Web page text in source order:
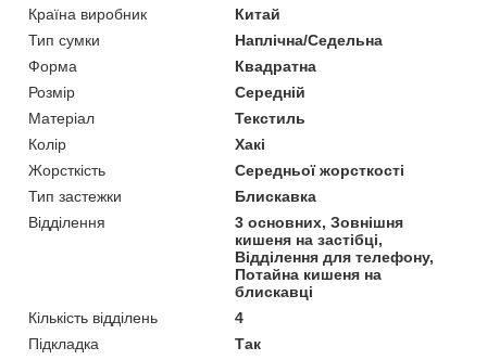
Країна виробник
Китай
Тип сумки
Наплічна/Седельна
Форма
Квадратна
Розмір
Середній
Матеріал
Текстиль
Колір
Хакі
Жорсткість
Середньої жорсткості
Тип застежки
Блискавка
Відділення
3 основних, Зовнішня
кишеня на застібці,
Відділення для телефону,
Потайна кишеня на
блискавці
Кількість відділень
4
Підкладка
Так